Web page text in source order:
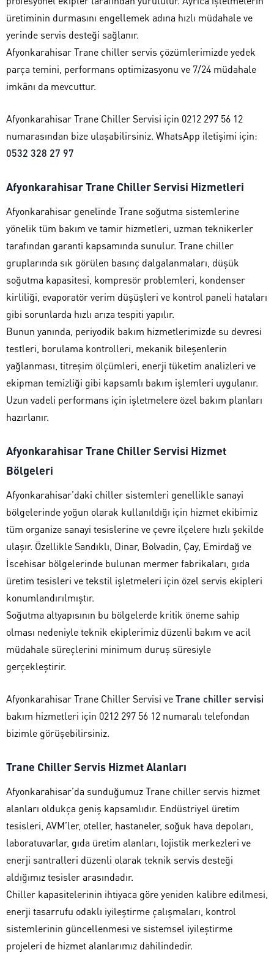
üretiminin durmasını engellemek adına hızlı müdahale ve
yerinde servis desteği sağlanır.
Afyonkarahisar Trane chiller servis çözümlerimizde yedek
parça temini, performans optimizasyonu ve 7/24 müdahale
imkânı da mevcuttur.
Afyonkarahisar Trane Chiller Servisi için 0212 297 56 12
numarasından bize ulaşabilirsiniz. WhatsApp iletişimi için:
0532 328 27 97
Afyonkarahisar Trane Chiller Servisi Hizmetleri
Afyonkarahisar genelinde Trane soğutma sistemlerine
yönelik tüm bakım ve tamir hizmetleri, uzman teknikerler
tarafından garanti kapsamında sunulur. Trane chiller
gruplarında sık görülen basınç dalgalanmaları, düşük
soğutma kapasitesi, kompresör problemleri, kondenser
kirliliği, evaporatör verim düşüşleri ve kontrol paneli hataları
gibi sorunlarda hızlı arıza tespiti yapılır.
Bunun yanında, periyodik bakım hizmetlerimizde su devresi
testleri, borulama kontrolleri, mekanik bileşenlerin
yağlanması, titreşim ölçümleri, enerji tüketim analizleri ve
ekipman temizliği gibi kapsamlı bakım işlemleri uygulanır.
Uzun vadeli performans için işletmelere özel bakım planları
hazırlanır.
Afyonkarahisar Trane Chiller Servisi Hizmet
Bölgeleri
Afyonkarahisar’daki chiller sistemleri genellikle sanayi
bölgelerinde yoğun olarak kullanıldığı için hizmet ekibimiz
tüm organize sanayi tesislerine ve çevre ilçelere hızlı şekilde
ulaşır. Özellikle Sandıklı, Dinar, Bolvadin, Çay, Emirdağ ve
İscehisar bölgelerinde bulunan mermer fabrikaları, gıda
üretim tesisleri ve tekstil işletmeleri için özel servis ekipleri
konumlandırılmıştır.
Soğutma altyapısının bu bölgelerde kritik öneme sahip
olması nedeniyle teknik ekiplerimiz düzenli bakım ve acil
müdahale süreçlerini minimum duruş süresiyle
gerçekleştirir.
Afyonkarahisar Trane Chiller Servisi veTrane chiller servisi
bakım hizmetleri için 0212 297 56 12 numaralı telefondan
bizimle görüşebilirsiniz.
Trane Chiller Servis Hizmet Alanları
Afyonkarahisar’da sunduğumuz Trane chiller servis hizmet
alanları oldukça geniş kapsamlıdır. Endüstriyel üretim
tesisleri, AVM’ler, oteller, hastaneler, soğuk hava depoları,
laboratuvarlar, gıda üretim alanları, lojistik merkezleri ve
enerji santralleri düzenli olarak teknik servis desteği
aldığımız tesisler arasındadır.
Chiller kapasitelerinin ihtiyaca göre yeniden kalibre edilmesi,
enerji tasarrufu odaklı iyileştirme çalışmaları, kontrol
sistemlerinin güncellenmesi ve sistemsel iyileştirme
projeleri de hizmet alanlarımız dahilindedir.